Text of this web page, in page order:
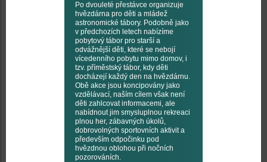
Po dvouleté přestávce organizuje
hvězdárna pro děti a mládež
astronomické tábory. Podobně jako
v předchozích letech nabízíme
pobytový tábor pro starší a
odvážnější děti, které se nebojí
vícedenního pobytu mimo domov, i
tzv. příměstský tábor, kdy děti
docházejí každý den na hvězdárnu.
Obě akce jsou koncipovány jako
vzdělávací, naším cílem však není
děti zahlcovat informacemi, ale
nabídnout jim smysluplnou rekreaci
plnou her, zábavných úkolů,
dobrovolných sportovních aktivit a
především odpočinku pod
hvězdnou oblohou při nočních
pozorováních.